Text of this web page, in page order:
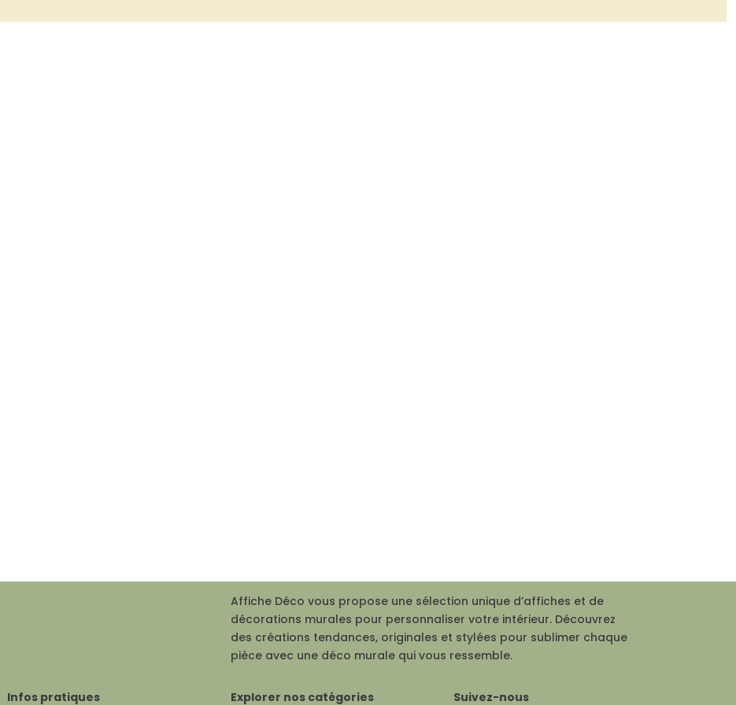
Affiche Déco vous propose une sélection unique d’affiches et de
décorations murales pour personnaliser votre intérieur. Découvrez
des créations tendances, originales et stylées pour sublimer chaque
pièce avec une déco murale qui vous ressemble.
Infos pratiques Explorer nos catégories Suivez-nous